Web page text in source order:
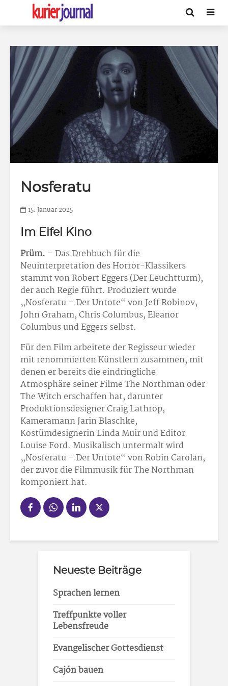
Nosferatu
15. Januar 2025
Im Eifel Kino
Prüm. – Das Drehbuch für die
Neuinterpretation des Horror-Klassikers
stammt von Robert Eggers (Der Leuchtturm),
der auch Regie führt. Produziert wurde
„Nosferatu – Der Untote“ von Jeff Robinov,
John Graham, Chris Columbus, Eleanor
Columbus und Eggers selbst.
Für den Film arbeitete der Regisseur wieder
mit renommierten Künstlern zusammen, mit
denen er bereits die eindringliche
Atmosphäre seiner Filme The Northman oder
The Witch erschaffen hat, darunter
Produktionsdesigner Craig Lathrop,
Kameramann Jarin Blaschke,
Kostümdesignerin Linda Muir und Editor
Louise Ford. Musikalisch untermalt wird
„Nosferatu – Der Untote“ von Robin Carolan,
der zuvor die Filmmusik für The Northman
komponiert hat.
Neueste Beiträge
Sprachen lernen
Treffpunkte voller
Lebensfreude
Evangelischer Gottesdienst
Cajón bauen